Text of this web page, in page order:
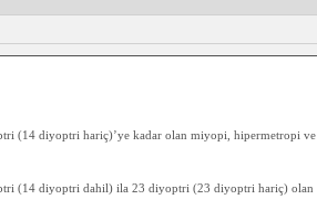
(14 diyoptri hariç)’ye kadar olan miyopi, hipermetropi ve
(14 diyoptri dahil) ila 23 diyoptri (23 diyoptri hariç) olan